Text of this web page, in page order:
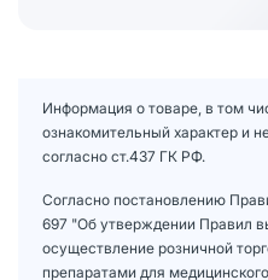
Информация о товаре, в том
ознакомительный характер и
согласно ст.437 ГК РФ.
Согласно постановлению
697 "Об утверждении Правил
осуществление розничной
препаратами для